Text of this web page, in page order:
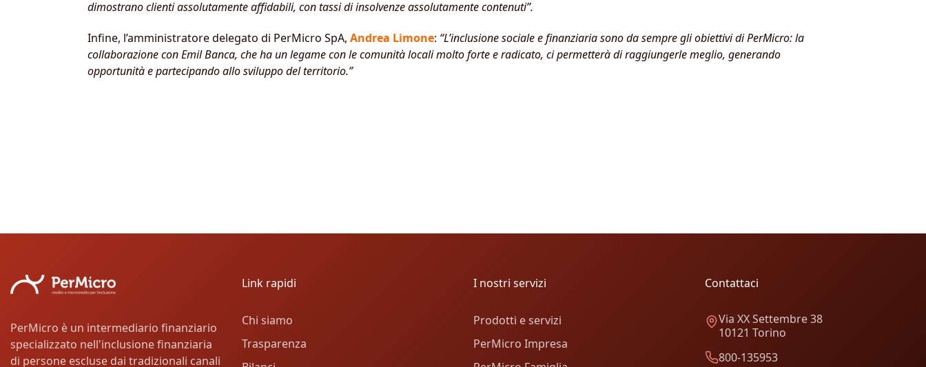
dimostrano clienti assolutamente affidabili, con tassi di insolvenze assolutamente contenuti”.
Infine, l’amministratore delegato di PerMicro SpA, Andrea Limone: “L’inclusione sociale e finanziaria sono da sempre gli obiettivi di PerMicro: la
collaborazione con Emil Banca, che ha un legame con le comunità locali molto forte e radicato, ci permetterà di raggiungerle meglio, generando
opportunità e partecipando allo sviluppo del territorio.”
PerMicro è un intermediario finanziario
specializzato nell'inclusione finanziaria
di persone escluse dai tradizionali canali
Link rapidi
Chi siamo
Trasparenza
I nostri servizi
Prodotti e servizi
PerMicro Impresa
Contattaci
Via XX Settembre 38
10121 Torino
800-135953